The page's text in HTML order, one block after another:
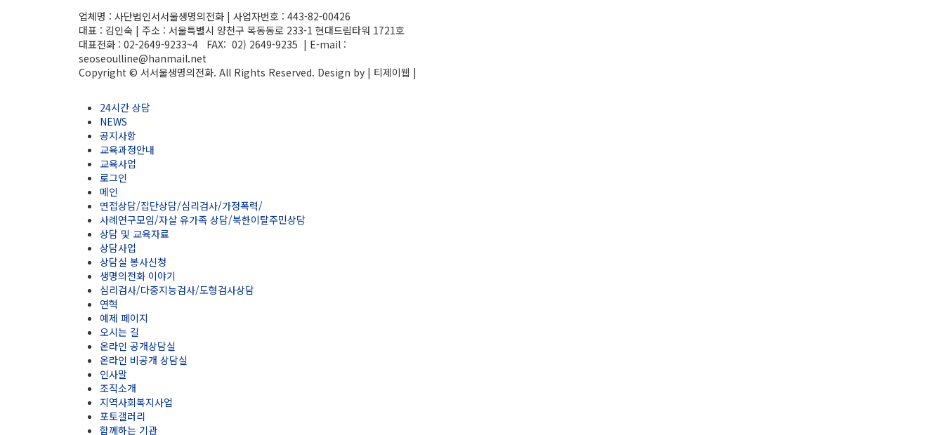
업체명 : 사단법인서서울생명의전화 | 사업자번호 : 443-82-00426
대표 : 김인숙 | 주소 : 서울특별시 양천구 목동동로 233-1 현대드림타워 1721호
대표전화 : 02-2649-9233~4 FAX: 02) 2649-9235 | E-mail :
seoseoulline@hanmail.net
Copyright © 서서울생명의전화. All Rights Reserved. Design by | 티제이웹 |
24시간 상담
NEWS
공지사항
교육과정안내
교육사업
로그인
메인
면접상담/집단상담/심리검사/가정폭력/
사례연구모임/자살 유가족 상담/북한이탈주민상담
상담 및 교육자료
상담사업
상담실 봉사신청
생명의전화 이야기
심리검사/다중지능검사/도형검사상담
연혁
예제 페이지
오시는 길
온라인 공개상담실
온라인 비공개 상담실
인사말
조직소개
지역사회복지사업
포토갤러리
함께하는 기관